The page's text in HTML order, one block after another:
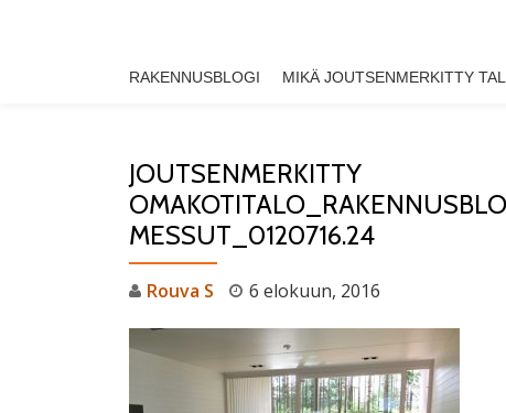
RAKENNUSBLOGI MIKÄ JOUTSENMERKITTY
JOUTSENMERKITTY
MESSUT_0120716.24
Rouva S 6 elokuun, 2016